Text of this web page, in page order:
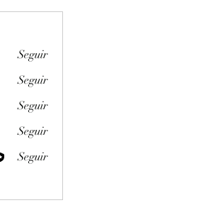
Seguir
Seguir
Seguir
Seguir
Seguir